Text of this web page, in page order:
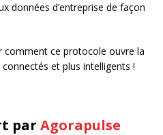
données d’entreprise de façon
comment ce protocole ouvre la
et plus intelligents !
par Agorapulse